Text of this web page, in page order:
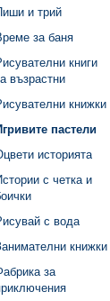
и трий
за баня
книги
възрастни
книжки
пастели
историята
с четка и
с вода
книжки
за